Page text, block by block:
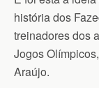
história dos
treinadores dos
Jogos
Araújo.